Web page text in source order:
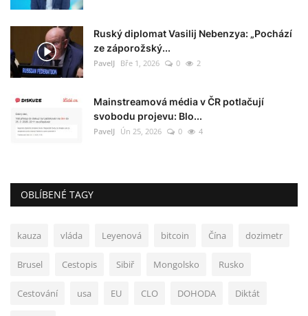
Ruský diplomat Vasilij Nebenzya: „Pochází
ze záporožský...
PavelJ Bře 1, 2026 0 2
Mainstreamová média v ČR potlačují
svobodu projevu: Blo...
PavelJ Ún 25, 2026 0 4
OBLÍBENÉ TAGY
kauza vláda Leyenová bitcoin Čína dozimetr
Brusel Cestopis Sibiř Mongolsko Rusko
Cestování usa EU CLO DOHODA Diktát